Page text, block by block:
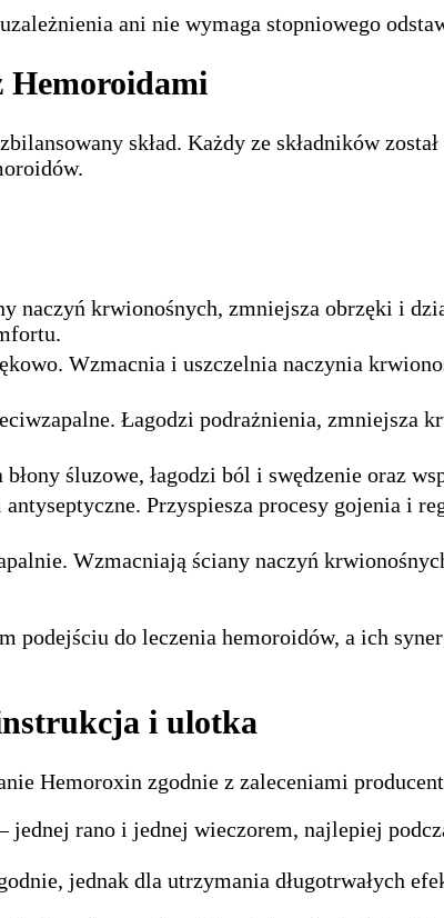
ani nie wymaga stopniowego
Hemoroidami
skład. Każdy ze składników
naczyń krwionośnych, zmniejsza obrzęki i
Wzmacnia i uszczelnia naczynia
Łagodzi podrażnienia, zmniejsza
śluzowe, łagodzi ból i swędzenie oraz
Przyspiesza procesy gojenia i
Wzmacniają ściany naczyń
do leczenia hemoroidów, a ich
i ulotka
Hemoroxin zgodnie z zaleceniami
jednej rano i jednej wieczorem, najlepiej
jednak dla utrzymania długotrwałych